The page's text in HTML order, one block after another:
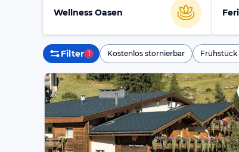
Wellness Oasen
Filter 1 Kostenlos stornierbar